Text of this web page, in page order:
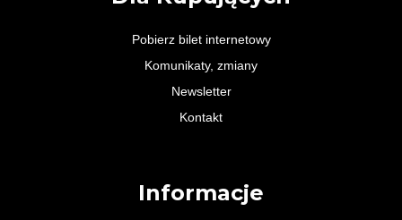
Pobierz bilet internetowy
Komunikaty, zmiany
Newsletter
Kontakt
Informacje